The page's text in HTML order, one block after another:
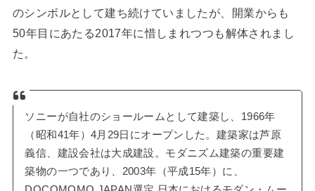
のシンボルとして建ち続けていましたが、開業からも
50年目にあたる2017年に惜しまれつつも解体されまし
た。
ソニーが自社のショールームとして建築し、1966年
（昭和41年）4月29日にオープンした。建築家は芦原
義信、建設会社は大成建設。モダニズム建築の重要建
築物の一つであり、2003年（平成15年）に、